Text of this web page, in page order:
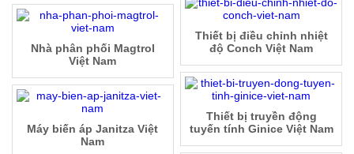
Thiết bị điều chỉnh nhiệt
độ Conch Việt Nam
Nhà phân phối Magtrol
Việt Nam
Thiết bị truyền động
tuyến tính Ginice Việt Nam
Máy biến áp Janitza Việt
Nam